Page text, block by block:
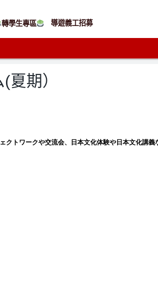
轉學生專區 導遊義工招募
夏期）
トワークや交流会、日本文化体験や日本文化講